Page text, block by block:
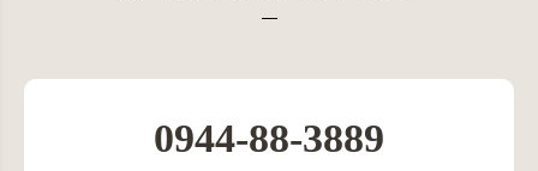
0944-88-3889